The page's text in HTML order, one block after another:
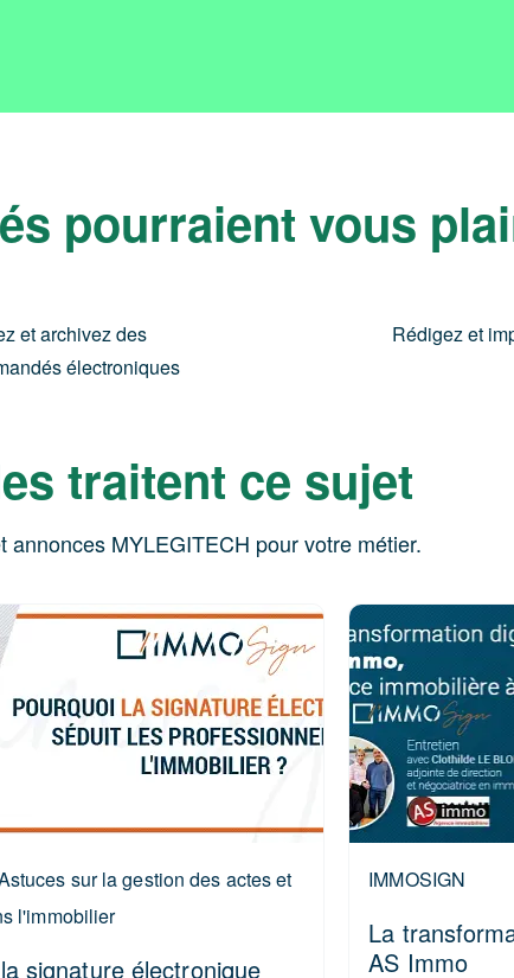
pourraient vous
et archivez des
électroniques
Rédigez et
traitent ce sujet
annonces MYLEGITECH pour votre métier.
sur la gestion des actes et
l'immobilier
signature électronique
IMMOSIGN
La
AS Immo